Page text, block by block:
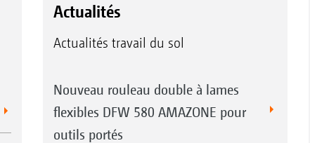
Actualités
Actualités travail du sol
Nouveau rouleau double à lames
flexibles DFW 580 AMAZONE pour
outils portés